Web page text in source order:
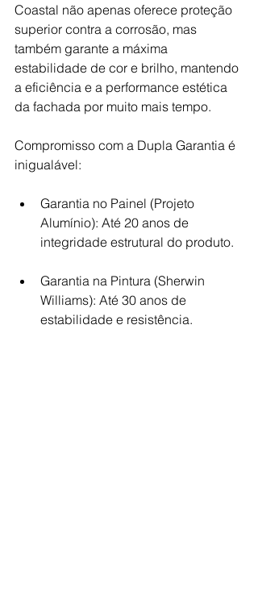
Coastal não apenas oferece proteção
superior contra a corrosão, mas
também garante a máxima
estabilidade de cor e brilho, mantendo
a eficiência e a performance estética
da fachada por muito mais tempo.
Compromisso com a Dupla Garantia é
inigualável:
Garantia no Painel (Projeto
Alumínio): Até 20 anos de
integridade estrutural do produto.
Garantia na Pintura (Sherwin
Williams): Até 30 anos de
estabilidade e resistência.